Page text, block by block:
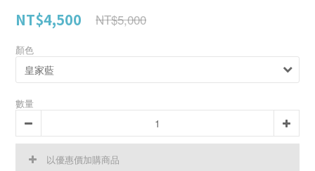
NT$4,500 NT$5,000
顏色
數量
以優惠價加購商品